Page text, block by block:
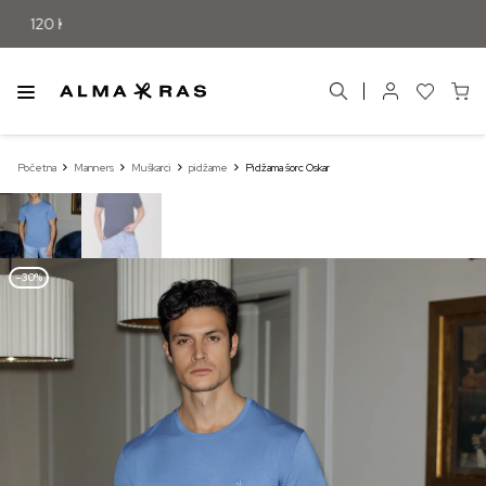
Početna Manners Muškarci pidžame Pidžama šorc Oskar
–30%